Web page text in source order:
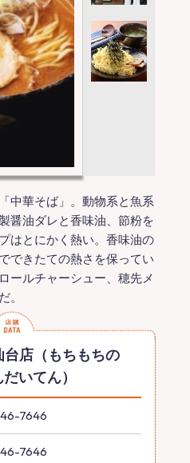
中華そば」。動物系と魚系
醤油ダレと香味油、節粉を
はとにかく熱い。香味油の
できたての熱さを保ってい
ールチャーシュー、穂先メ
。
台店（もちもちの
いてん）
7646
7646